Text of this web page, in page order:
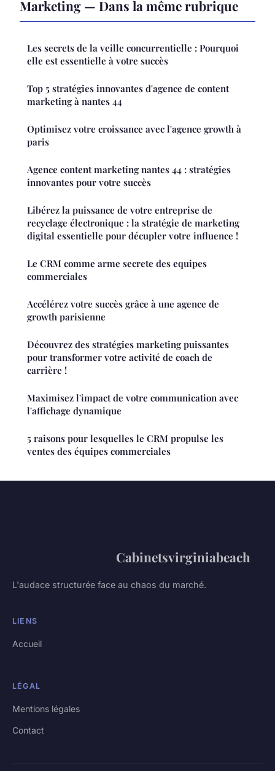
Marketing — Dans la même rubrique
Les secrets de la veille concurrentielle : Pourquoi
elle est essentielle à votre succès
Top 5 stratégies innovantes d'agence de content
marketing à nantes 44
Optimisez votre croissance avec l'agence growth à
paris
Agence content marketing nantes 44 : stratégies
innovantes pour votre succès
Libérez la puissance de votre entreprise de
recyclage électronique : la stratégie de marketing
digital essentielle pour décupler votre influence !
Le CRM comme arme secrete des equipes
commerciales
Accélérez votre succès grâce à une agence de
growth parisienne
Découvrez des stratégies marketing puissantes
pour transformer votre activité de coach de
carrière !
Maximisez l'impact de votre communication avec
l'affichage dynamique
5 raisons pour lesquelles le CRM propulse les
ventes des équipes commerciales
Cabinetsvirginiabeach
L'audace structurée face au chaos du marché.
LIENS
Accueil
LÉGAL
Mentions légales
Contact